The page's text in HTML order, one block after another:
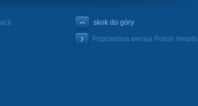
skok do góry
Poprzednia wersja Polish Hearts